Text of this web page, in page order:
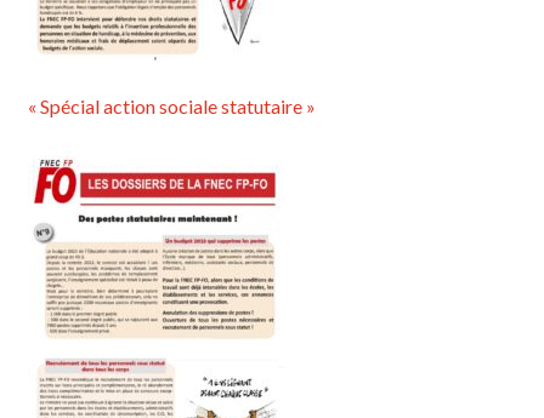
« Spécial action sociale statutaire »